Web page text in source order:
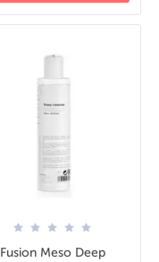
Fusion Meso Deep